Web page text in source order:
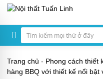
Trang chủ - Phong cách thiết
hàng BBQ với thiết kế nổi bật